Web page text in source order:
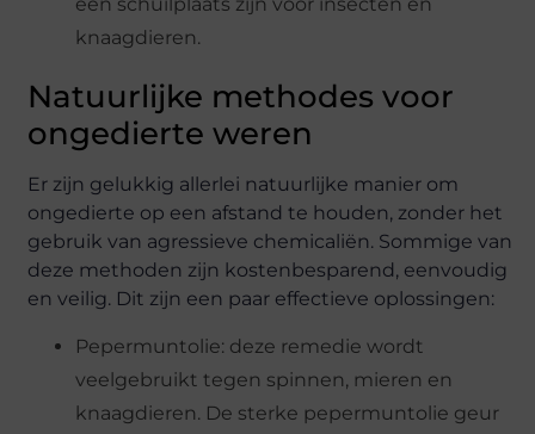
knaagdieren.
Natuurlijke methodes voor
ongedierte weren
Er zijn gelukkig allerlei natuurlijke manier om
ongedierte op een afstand te houden, zonder het
gebruik van agressieve chemicaliën. Sommige van
deze methoden zijn kostenbesparend, eenvoudig
en veilig. Dit zijn een paar effectieve oplossingen:
Pepermuntolie: deze remedie wordt
veelgebruikt tegen spinnen, mieren en
knaagdieren. De sterke pepermuntolie geur